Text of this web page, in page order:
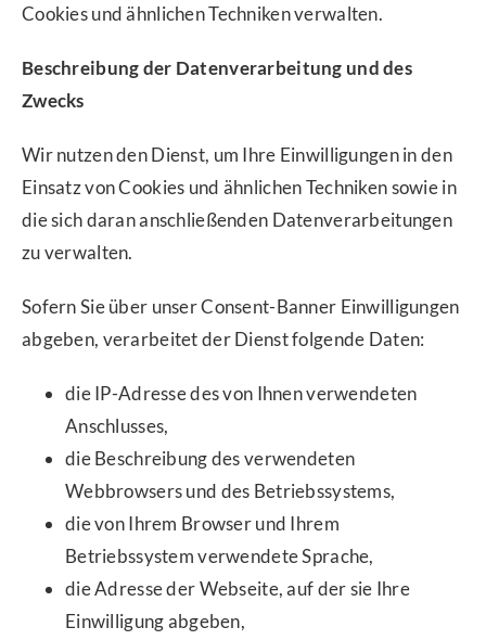
Cookies und ähnlichen Techniken verwalten.
Beschreibung der Datenverarbeitung und des
Zwecks
Wir nutzen den Dienst, um Ihre Einwilligungen in den
Einsatz von Cookies und ähnlichen Techniken sowie in
die sich daran anschließenden Datenverarbeitungen
zu verwalten.
Sofern Sie über unser Consent-Banner Einwilligungen
abgeben, verarbeitet der Dienst folgende Daten:
die IP-Adresse des von Ihnen verwendeten
Anschlusses,
die Beschreibung des verwendeten
Webbrowsers und des Betriebssystems,
die von Ihrem Browser und Ihrem
Betriebssystem verwendete Sprache,
die Adresse der Webseite, auf der sie Ihre
Einwilligung abgeben,